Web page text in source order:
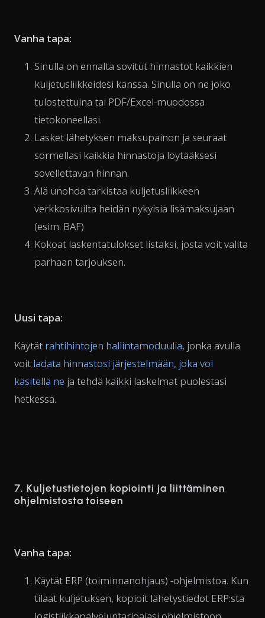
Vanha tapa:
Sinulla on ennalta sovitut hinnastot kaikkien
kuljetusliikkeidesi kanssa. Sinulla on ne joko
tulostettuina tai PDF/Excel-muodossa
tietokoneellasi.
Lasket lähetyksen maksupainon ja seuraat
sormellasi kaikkia hinnastoja löytääksesi
sovellettavan hinnan.
Älä unohda tarkistaa kuljetusliikkeen
verkkosivuilta heidän nykyisiä lisämaksujaan
(esim. BAF)
Kokoat laskentatulokset listaksi, josta voit valita
parhaan tarjouksen.
Uusi tapa:
Käytät rahtihintojen hallintamoduulia, jonka avulla
voit ladata hinnastosi järjestelmään, joka voi
käsitellä ne ja tehdä kaikki laskelmat puolestasi
hetkessä.
7. Kuljetustietojen kopiointi ja liittäminen
ohjelmistosta toiseen
Vanha tapa:
Käytät ERP (toiminnanohjaus) -ohjelmistoa. Kun
tilaat kuljetuksen, kopioit lähetystiedot ERP:stä